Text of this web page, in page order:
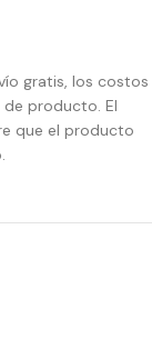
gratis, los costos
producto. El
que el producto